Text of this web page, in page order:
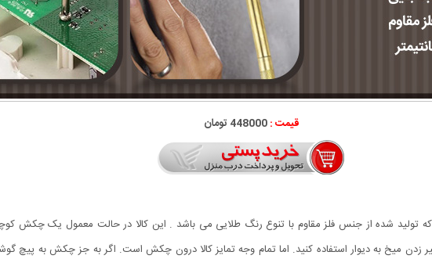
قیمت :448000 تومان
میخ به دیوار استفاده کنید. اما تمام وجه تمایز کالا درون چکش است. اگر به جز چکش به پیچ